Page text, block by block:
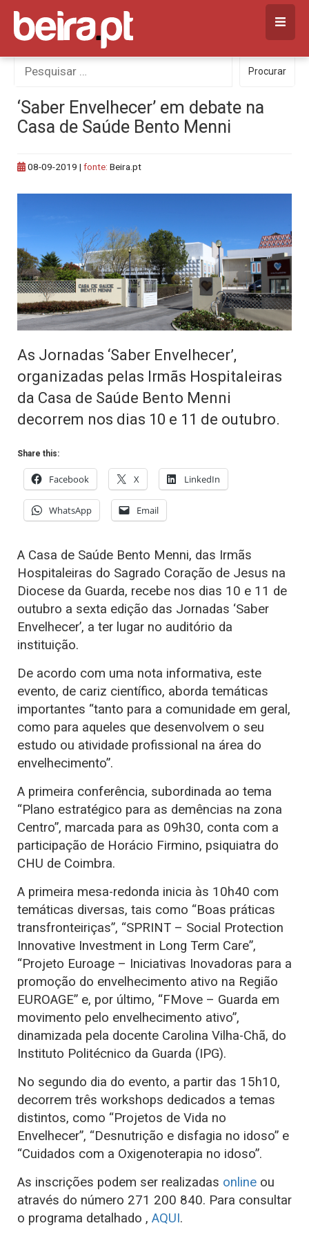
Skip
content
Procurar
por:
Procurar
‘Saber Envelhecer’ em debate na
Casa de Saúde Bento Menni
08-09-2019 | fonte: Beira.pt
As Jornadas ‘Saber Envelhecer’,
organizadas pelas Irmãs Hospitaleiras
da Casa de Saúde Bento Menni
decorrem nos dias 10 e 11 de outubro.
Share this:
Facebook X LinkedIn
WhatsApp Email
A Casa de Saúde Bento Menni, das Irmãs
Hospitaleiras do Sagrado Coração de Jesus na
Diocese da Guarda, recebe nos dias 10 e 11 de
outubro a sexta edição das Jornadas ‘Saber
Envelhecer’, a ter lugar no auditório da
instituição.
De acordo com uma nota informativa, este
evento, de cariz científico, aborda temáticas
importantes “tanto para a comunidade em geral,
como para aqueles que desenvolvem o seu
estudo ou atividade profissional na área do
envelhecimento”.
A primeira conferência, subordinada ao tema
“Plano estratégico para as demências na zona
Centro”, marcada para as 09h30, conta com a
participação de Horácio Firmino, psiquiatra do
CHU de Coimbra.
A primeira mesa-redonda inicia às 10h40 com
temáticas diversas, tais como “Boas práticas
transfronteiriças”, “SPRINT – Social Protection
Innovative Investment in Long Term Care”,
“Projeto Euroage – Iniciativas Inovadoras para a
promoção do envelhecimento ativo na Região
EUROAGE” e, por último, “FMove – Guarda em
movimento pelo envelhecimento ativo”,
dinamizada pela docente Carolina Vilha-Chã, do
Instituto Politécnico da Guarda (IPG).
No segundo dia do evento, a partir das 15h10,
decorrem três workshops dedicados a temas
distintos, como “Projetos de Vida no
Envelhecer”, “Desnutrição e disfagia no idoso” e
“Cuidados com a Oxigenoterapia no idoso”.
As inscrições podem ser realizadas online ou
através do número 271 200 840. Para consultar
o programa detalhado , AQUI.